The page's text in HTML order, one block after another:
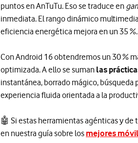
puntos en AnTuTu. Eso se traduce en
inmediata. El rango dinámico
eficiencia energética mejora en un 35 %.
Con Android 16 obtendremos un 30 %
optimizada. A ello se suman las
instantánea, borrado mágico,
experiencia fluida orientada a la
🤖 Si estas herramientas agénticas y
en nuestra guía sobre los mejores